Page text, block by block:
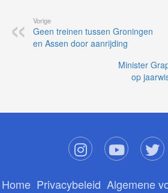
Vorige
Geen treinen tussen Groningen
en Assen door aanrijding
Minister
op
Home Privacybeleid Algemene